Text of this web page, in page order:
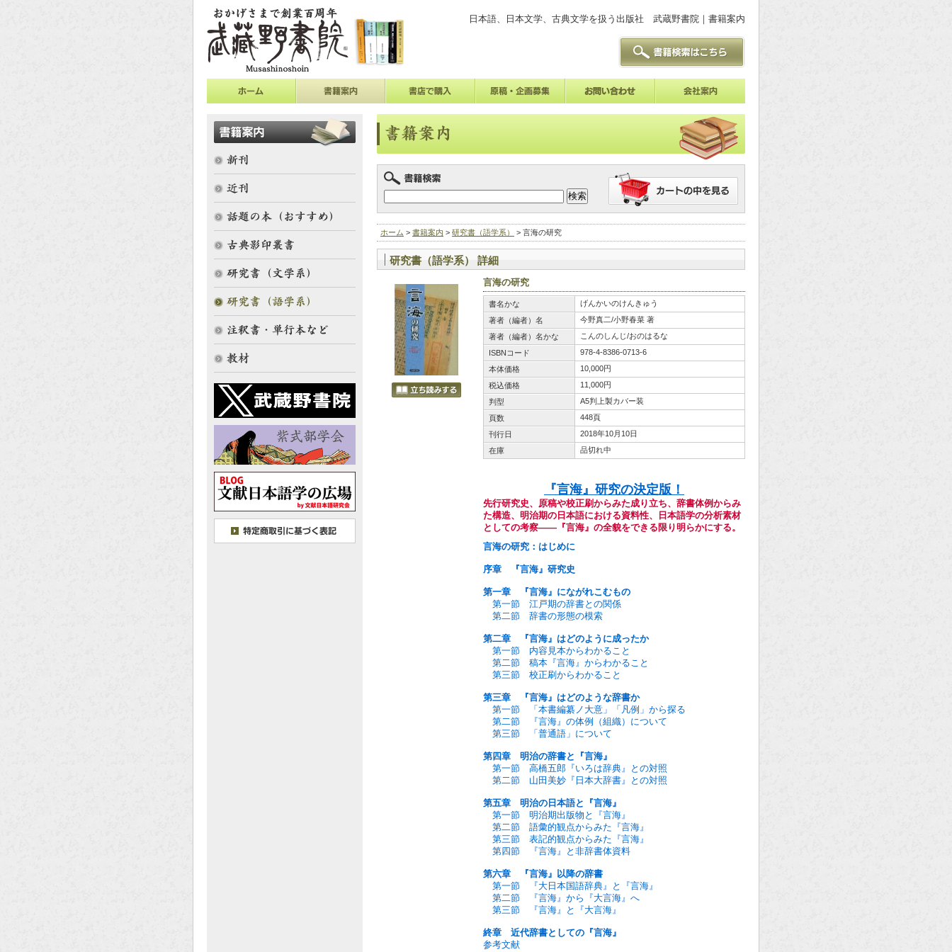
日本語、日本文学、古典文学を扱う出版社 武蔵野書院｜書籍案内
ホーム > 書籍案内 > 研究書（語学系） > 言海の研究
研究書（語学系） 詳細
言海の研究
書名かな
げんかいのけんきゅう
著者（編者）名
今野真二/小野春菜 著
著者（編者）名かな
こんのしんじ/おのはるな
ISBNコード
978-4-8386-0713-6
本体価格
10,000円
税込価格
11,000円
判型
A5判上製カバー装
頁数
448頁
刊行日
2018年10月10日
在庫
品切れ中
『言海』研究の決定版！
先行研究史、原稿や校正刷からみた成り立ち、辞書体例からみ
た構造、 明治期の日本語における資料性、日本語学の分析素材
としての考察―― 『言海』の全貌をできる限り明らかにする。
言海の研究：はじめに
序章 『言海』研究史
第一章 『言海』にながれこむもの
第一節 江戸期の辞書との関係
第二節 辞書の形態の模索
第二章 『言海』はどのように成ったか
第一節 内容見本からわかること
第二節 稿本『言海』からわかること
第三節 校正刷からわかること
第三章 『言海』はどのような辞書か
第一節 「本書編纂ノ大意」「凡例」から探る
第二節 『言海』の体例（組織）について
第三節 「普通語」について
第四章 明治の辞書と『言海』
第一節 高橋五郎『いろは辞典』との対照
第二節 山田美妙『日本大辞書』との対照
第五章 明治の日本語と『言海』
第一節 明治期出版物と『言海』
第二節 語彙的観点からみた『言海』
第三節 表記的観点からみた『言海』
第四節 『言海』と非辞書体資料
第六章 『言海』以降の辞書
第一節 『大日本国語辞典』と『言海』
第二節 『言海』から『大言海』へ
第三節 『言海』と『大言海』
終章 近代辞書としての『言海』
参考文献